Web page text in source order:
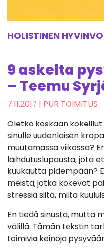
HOLISTINEN
9 askelta
– Teemu
7.11.2017 | PUR TOIMITUS
Oletko koskaan
sinulle uudenlaisen
muutamassa viikossa?
laihdutuslupausta, jota
kuukautta pidempään?
meistä, jotka kokevat
stressiä siitä, miltä
En tiedä sinusta, mutta
välillä. Tämän tekstin
toimivia keinoja